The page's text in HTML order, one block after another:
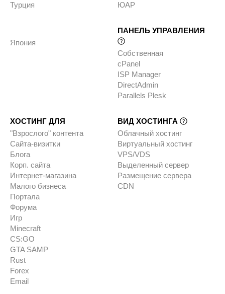
Турция
ЮАР
Япония
ПАНЕЛЬ УПРАВЛЕНИЯ
Собственная
cPanel
ISP Manager
DirectAdmin
Parallels Plesk
ХОСТИНГ ДЛЯ
"Взрослого" контента
Сайта-визитки
Блога
Корп. сайта
Интернет-магазина
Малого бизнеса
Портала
Форума
Игр
Minecraft
CS:GO
GTA SAMP
Rust
Forex
Email
ВИД ХОСТИНГА
Облачный хостинг
Виртуальный хостинг
VPS/VDS
Выделенный сервер
Размещение сервера
CDN